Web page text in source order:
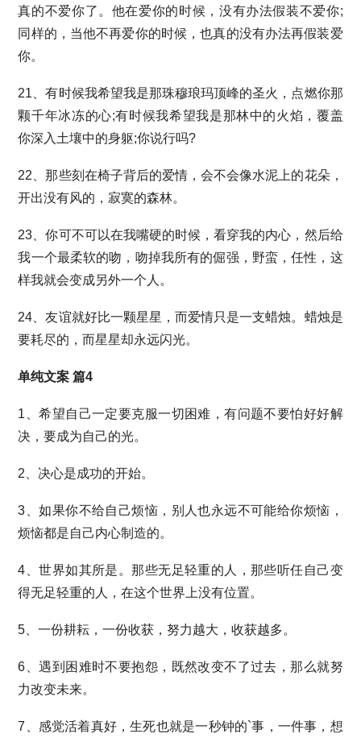
真的不爱你了。他在爱你的时候，没有办法假装不爱你;
同样的，当他不再爱你的时候，也真的没有办法再假装爱
你。
21、有时候我希望我是那珠穆琅玛顶峰的圣火，点燃你那
颗千年冰冻的心;有时候我希望我是那林中的火焰，覆盖
你深入土壤中的身躯;你说行吗?
22、那些刻在椅子背后的爱情，会不会像水泥上的花朵，
开出没有风的，寂寞的森林。
23、你可不可以在我嘴硬的时候，看穿我的内心，然后给
我一个最柔软的吻，吻掉我所有的倔强，野蛮，任性，这
样我就会变成另外一个人。
24、友谊就好比一颗星星，而爱情只是一支蜡烛。蜡烛是
要耗尽的，而星星却永远闪光。
单纯文案 篇4
1、希望自己一定要克服一切困难，有问题不要怕好好解
决，要成为自己的光。
2、决心是成功的开始。
3、如果你不给自己烦恼，别人也永远不可能给你烦恼，
烦恼都是自己内心制造的。
4、世界如其所是。那些无足轻重的人，那些听任自己变
得无足轻重的人，在这个世界上没有位置。
5、一份耕耘，一份收获，努力越大，收获越多。
6、遇到困难时不要抱怨，既然改变不了过去，那么就努
力改变未来。
7、感觉活着真好，生死也就是一秒钟的`事，一件事，想